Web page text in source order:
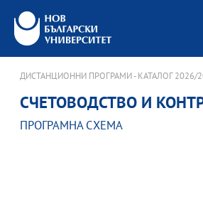
ДИСТАНЦИОННИ ПРОГРАМИ - КАТАЛОГ 2026/
СЧЕТОВОДСТВО И
ПРОГРАМНА СХЕМА